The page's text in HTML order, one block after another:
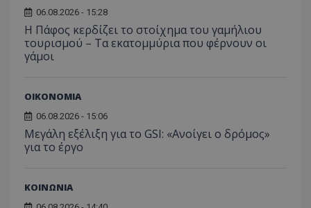
06.08.2026 - 15:28
Η Πάφος κερδίζει το στοίχημα του γαμήλιου
τουρισμού – Τα εκατομμύρια που φέρνουν οι
γάμοι
ΟΙΚΟΝΟΜΙΑ
06.08.2026 - 15:06
Μεγάλη εξέλιξη για το GSI: «Ανοίγει ο δρόμος»
για το έργο
ΚΟΙΝΩΝΙΑ